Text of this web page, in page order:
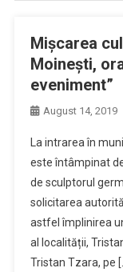
Mișcarea
Moinești,
eveniment”
August 14, 2019
La intrarea în
este întâmpinat
de sculptorul
solicitarea
astfel împlinirea
al localității,
Tristan Tzara, pe